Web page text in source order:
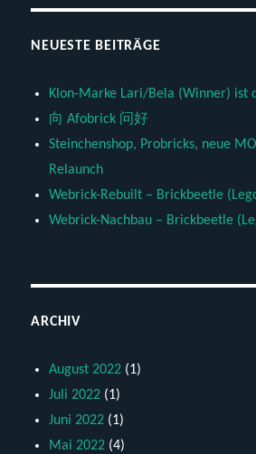
NEUESTE BEITRÄGE
Klon-Marke Lari/Bela (Winner) ist
向 Afobrick 问好
Steinchenshop, Probricks, neue
Relaunch
Webrick-Rebuilt – Brickbeetle
Webrick-Nachbau – Brickbeetle
ARCHIV
August 2022 (1)
Juli 2022 (1)
Juni 2022 (1)
Mai 2022 (4)